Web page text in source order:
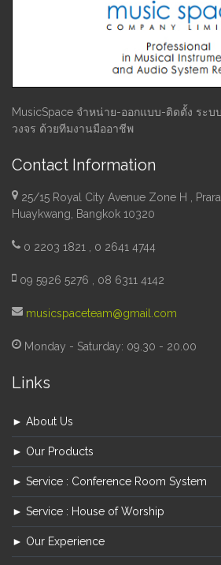
MusicSpace จำหน่าย-ออกแบบ-ติดตั้ง ระ
วงจร ด้วยทีมงานมืออาชีพ
Contact Information
25/15 Royal City Avenue Zone H ,
Huaykwang, Bangkok 10320
0 2203 1821 , 0 2641 4744
09 5926 5276 , 08 6311 4142
musicspaceteam@gmail.com
Monday - Saturday: 09.30 - 20.00
Links
► About Us
► Our Products
► Service : Conference Room System
► Service : House of Worship
► Our Experience